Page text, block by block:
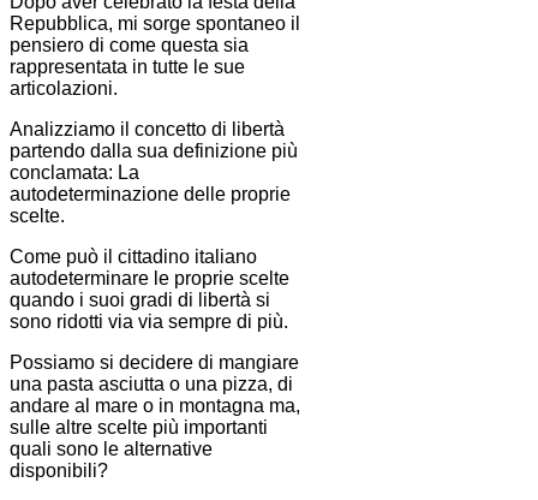
Repubblica, mi sorge spontaneo il
pensiero di come questa sia
rappresentata in tutte le sue
articolazioni.
Analizziamo il concetto di libertà
partendo dalla sua definizione più
conclamata: La
autodeterminazione delle proprie
scelte.
Come può il cittadino italiano
autodeterminare le proprie scelte
quando i suoi gradi di libertà si
sono ridotti via via sempre di più.
Possiamo si decidere di mangiare
una pasta asciutta o una pizza, di
andare al mare o in montagna ma,
sulle altre scelte più importanti
quali sono le alternative
disponibili?